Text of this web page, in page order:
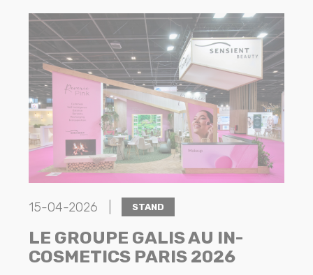
15-04-2026 | STAND
LE GROUPE GALIS AU IN-
COSMETICS PARIS 2026